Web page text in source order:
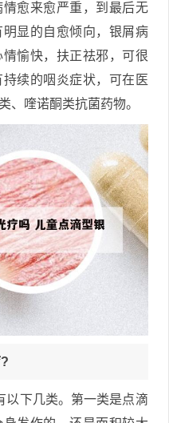
愈来愈严重，到最后无
显的自愈倾向，银屑病
愉快，扶正祛邪，可很
续的咽炎症状，可在医
、喹诺酮类抗菌药物。
以下几类。第一类是点滴